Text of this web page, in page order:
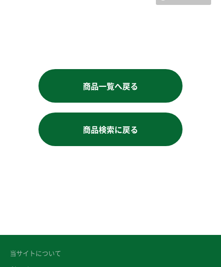
商品一覧へ戻る
商品検索に戻る
当サイトについて